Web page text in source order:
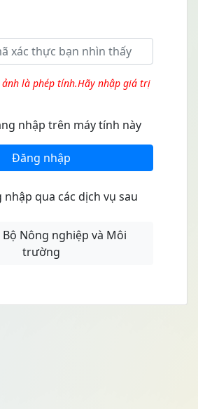
ảnh là phép tính.Hãy nhập giá trị
nhập trên máy tính này
Đăng nhập
nhập qua các dịch vụ sau
Bộ Nông nghiệp và Môi
trường